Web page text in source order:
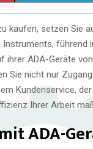
H
A
R
E
O
kaufen, setzen Sie
führend
ihrer ADA-Geräte
Sie nicht nur
Kundenservice,
Ihrer Arbeit
ADA-